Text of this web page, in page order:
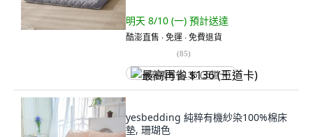
明天 8/10 (一) 預計送達
酷澎直售 ∙ 免運 ∙ 免費退貨
(85)
最高再省 $136 (王道卡)
yesbedding 純粹有機紗染100%棉床
墊, 珊瑚色